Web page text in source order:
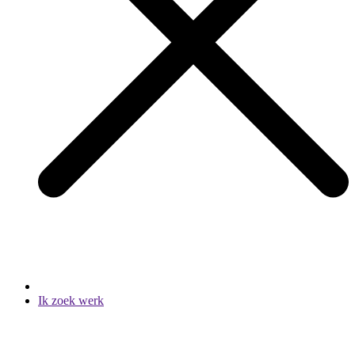
Ik zoek werk